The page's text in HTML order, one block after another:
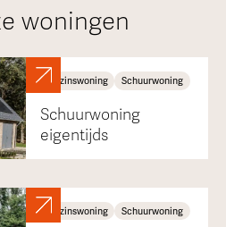
woningen
Gezinswoning Schuurwoning
Schuurwoning
eigentijds
Gezinswoning Schuurwoning